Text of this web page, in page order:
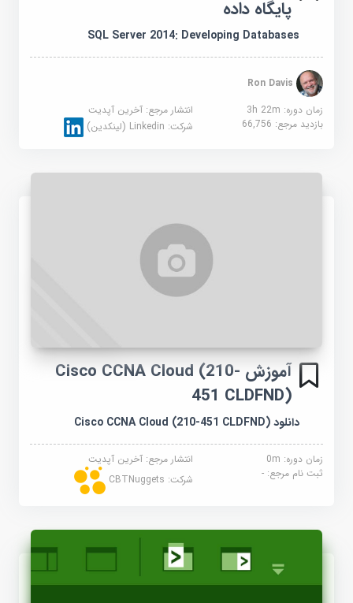
پایگاه داده
SQL Server 2014: Developing Databases
Ron Davis
زمان دوره: 3h 22m
انتشار مرجع:آخرین آپدیت
بازدید مرجع:66,756 شرکت:Linkedin (لینکدین)
آموزش Cisco CCNA Cloud (210-
451 CLDFND)
دانلود Cisco CCNA Cloud (210-451 CLDFND)
زمان دوره: 0m انتشار مرجع:آخرین آپدیت
ثبت نام مرجع:- شرکت:CBTNuggets